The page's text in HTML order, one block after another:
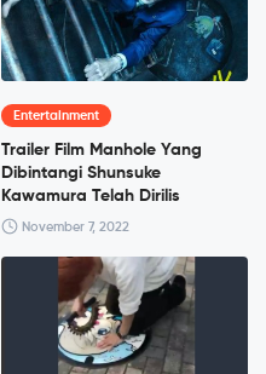
Entertainment
Trailer Film Manhole Yang
Dibintangi Shunsuke
Kawamura Telah Dirilis
November 7, 2022